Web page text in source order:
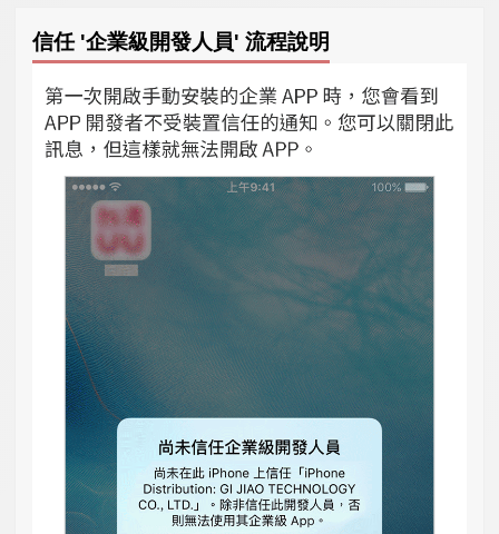
信任 '企業級開發人員' 流程說明